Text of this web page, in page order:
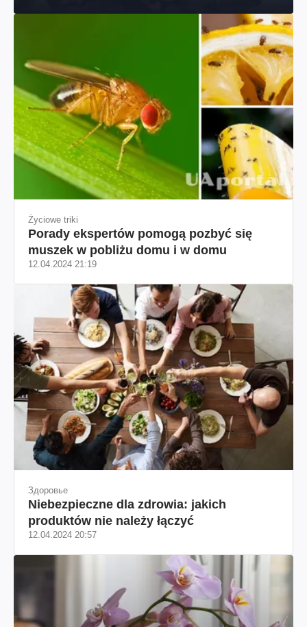
Życiowe triki
Porady ekspertów pomogą pozbyć się
muszek w pobliżu domu i w domu
12.04.2024 21:19
Здоровье
Niebezpieczne dla zdrowia: jakich
produktów nie należy łączyć
12.04.2024 20:57